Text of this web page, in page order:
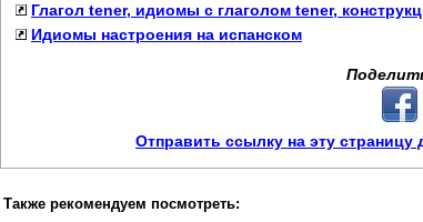
Глагол tener, идиомы с глаголом tener,
Идиомы настроения на испанском
Отправить ссылку на эту страницу
Также рекомендуем посмотреть: